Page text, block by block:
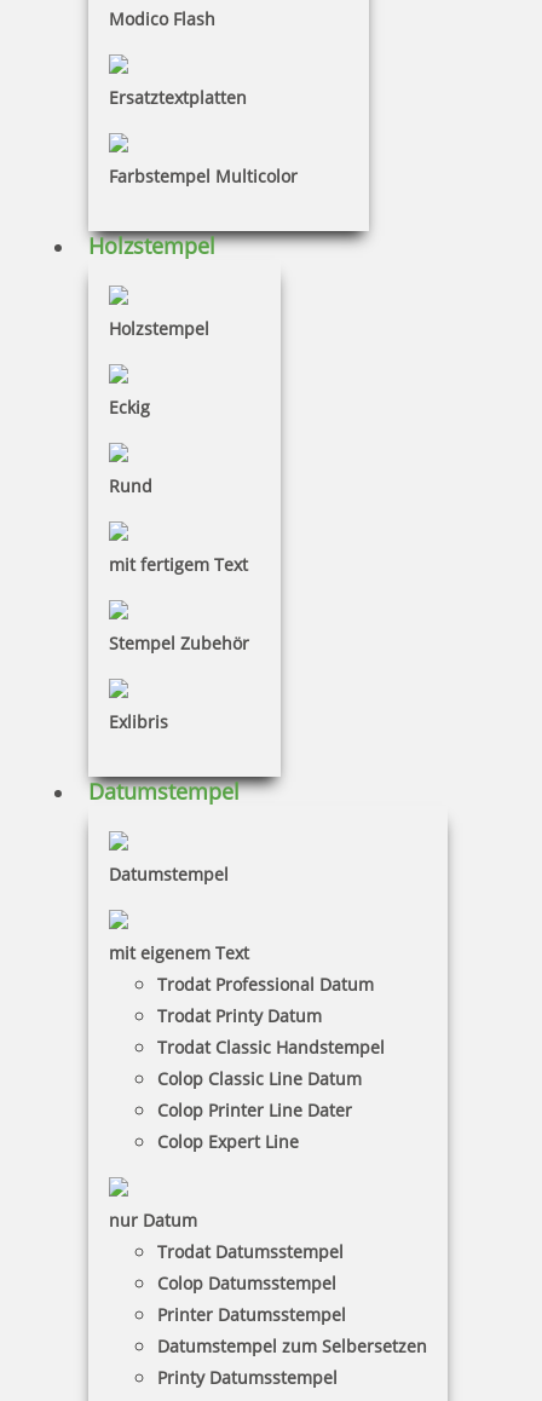
Modico Flash
Ersatztextplatten
Farbstempel Multicolor
Holzstempel
Holzstempel
Eckig
Rund
mit fertigem Text
Stempel Zubehör
Exlibris
Datumstempel
Datumstempel
mit eigenem Text
Trodat Professional Datum
Trodat Printy Datum
Trodat Classic Handstempel
Colop Classic Line Datum
Colop Printer Line Dater
Colop Expert Line
nur Datum
Trodat Datumsstempel
Colop Datumsstempel
Printer Datumsstempel
Datumstempel zum Selbersetzen
Printy Datumsstempel
Colop Datumsstempel 04000 SD Schrifthöhe 4 mm
inkl. 19 % Mwst.
Colop Datumsstempel 15000 Schrifthöhe 15 mm
43,80 €
Colop Datumsstempel 18000 Schrifthöhe 18 mm